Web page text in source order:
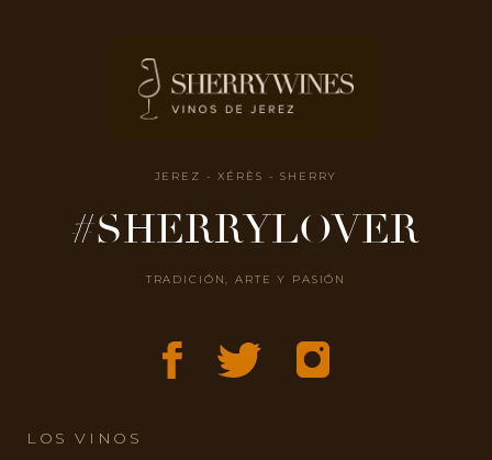
JEREZ - XÉRÈS - SHERRY
#SHERRYLOVER
TRADICIÓN, ARTE Y PASIÓN
LOS VINOS